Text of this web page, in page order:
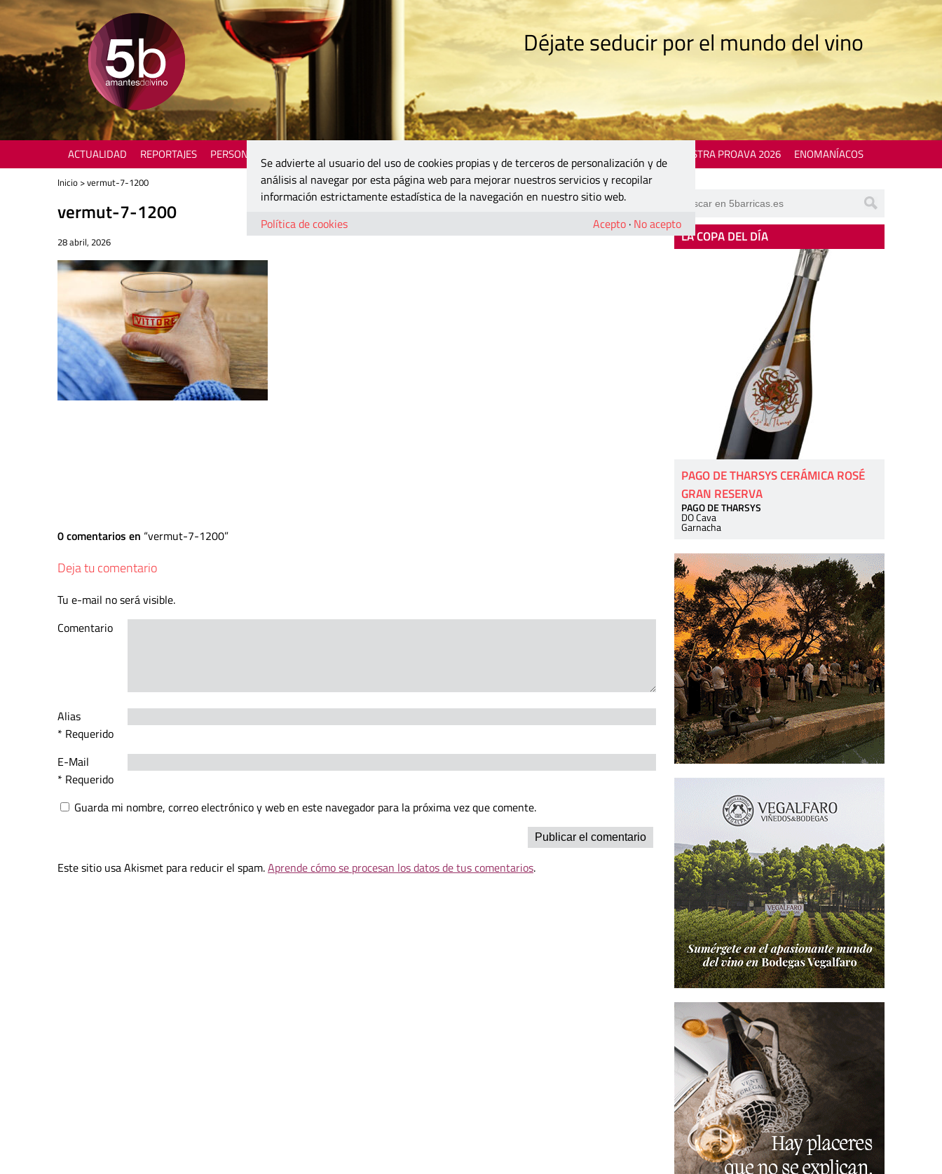
Déjate seducir por el mundo del vino
ACTUALIDAD REPORTAJES PERSONAJES MOSTRA PROAVA 2026 ENOMANÍACOS
Inicio > vermut-7-1200
vermut-7-1200
28 abril, 2026
0 comentarios en vermut-7-1200
Deja tu comentario
Tu e-mail no será visible.
Comentario
Alias
* Requerido
E-Mail
* Requerido
Guarda mi nombre, correo electrónico y web en este navegador para la próxima vez que comente.
Este sitio usa Akismet para reducir el spam.Aprende cómo se procesan los datos de tus comentarios.
LA COPA DEL DÍA
PAGO DE THARSYS CERÁMICA ROSÉ
GRAN RESERVA
PAGO DE THARSYS
DO Cava
Garnacha
Se advierte al usuario del uso de cookies propias y de terceros de personalización y de
análisis al navegar por esta página web para mejorar nuestros servicios y recopilar
información estrictamente estadística de la navegación en nuestro sitio web.
Política de cookies
Acepto · No acepto